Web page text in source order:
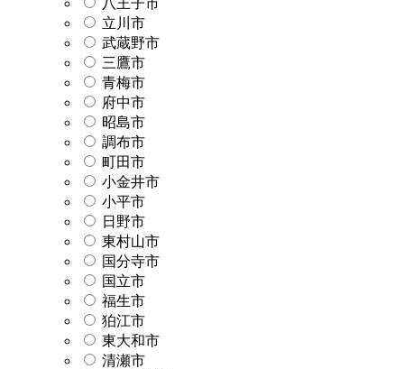
立川市
武蔵野市
三鷹市
青梅市
府中市
昭島市
調布市
町田市
小金井市
小平市
日野市
東村山市
国分寺市
国立市
福生市
狛江市
東大和市
清瀬市